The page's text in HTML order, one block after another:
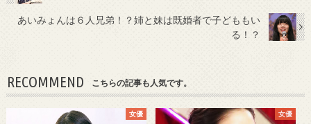
あいみょんは６人兄弟！？姉と妹は既婚者で子どももい
る！？
RECOMMEND こちらの記事も人気です。
女優 女優